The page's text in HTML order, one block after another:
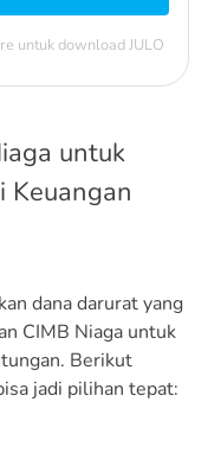
untuk download JULO
untuk
Keuangan
dana darurat yang
CIMB Niaga untuk
Berikut
jadi pilihan tepat: